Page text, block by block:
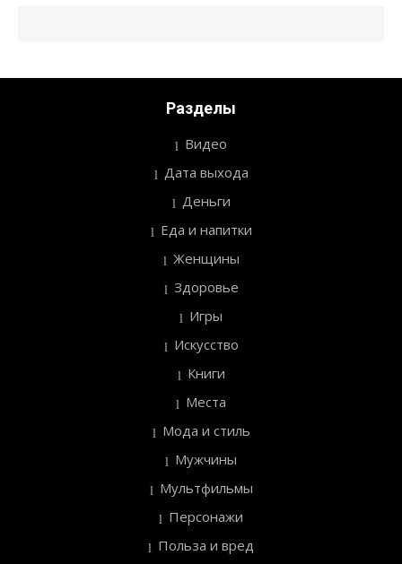
Разделы
Видео
Дата выхода
Деньги
Еда и напитки
Женщины
Здоровье
Игры
Искусство
Книги
Места
Мода и стиль
Мужчины
Мультфильмы
Персонажи
Польза и вред